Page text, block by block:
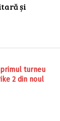
și
primul turneu
2 din noul